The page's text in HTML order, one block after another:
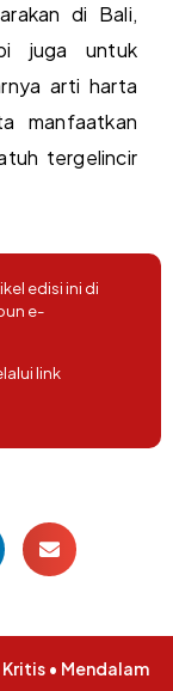
di Bali,
juga untuk
arti harta
manfaatkan
tergelincir
edisi ini di
e-
link
Kritis • Mendalam